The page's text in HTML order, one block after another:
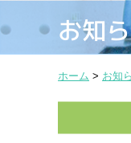
お知
ホーム > お知